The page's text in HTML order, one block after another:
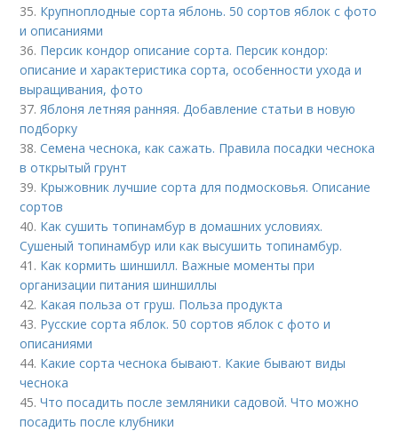
35. Крупноплодные сорта яблонь. 50 сортов яблок с фото
и описаниями
36. Персик кондор описание сорта. Персик кондор:
описание и характеристика сорта, особенности ухода и
выращивания, фото
37.Яблоня летняя ранняя. Добавление статьи в новую
подборку
38.Семена чеснока, как сажать. Правила посадки чеснока
в открытый грунт
39. Крыжовник лучшие сорта для подмосковья. Описание
сортов
40. Как сушить топинамбур в домашних условиях.
Сушеный топинамбур или как высушить топинамбур.
41. Как кормить шиншилл. Важные моменты при
организации питания шиншиллы
42. Какая польза от груш. Польза продукта
43. Русские сорта яблок. 50 сортов яблок с фото и
описаниями
44. Какие сорта чеснока бывают. Какие бывают виды
чеснока
45.Что посадить после земляники садовой. Что можно
посадить после клубники